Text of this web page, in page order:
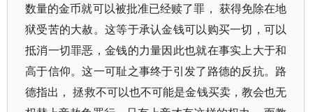
数量的金币就可以被批准已经赎了罪， 获得免除在地
狱受苦的大赦。这等于承认金钱可以购买一切，可以
抵消一切罪恶，金钱的力量因此也就在事实上大于和
高于信仰。这一可耻之事终于引发了路德的反抗。路
德指出， 拯救不可以也不可能是金钱买卖，教会也无